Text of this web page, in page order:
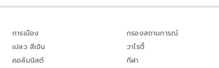
การเมือง
เปลว สีเงิน
คอลัมนิสต์
กรองสถานการณ์
วาไรตี้
กีฬา